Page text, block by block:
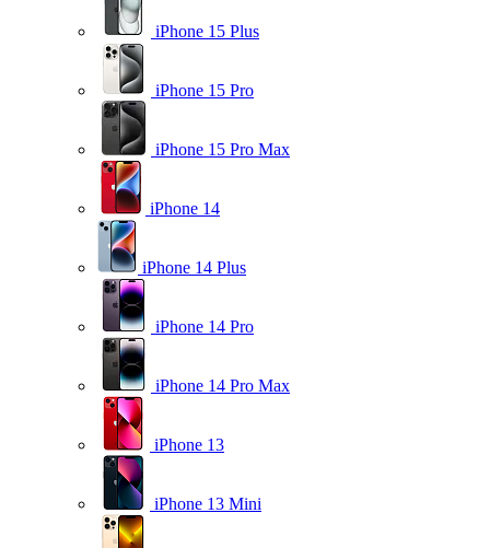
iPhone 15 Plus
iPhone 15 Pro
iPhone 15 Pro Max
iPhone 14
iPhone 14 Plus
iPhone 14 Pro
iPhone 14 Pro Max
iPhone 13
iPhone 13 Mini